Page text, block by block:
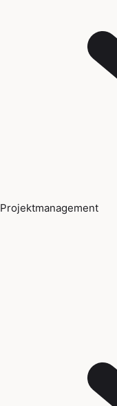
Projektmanagement